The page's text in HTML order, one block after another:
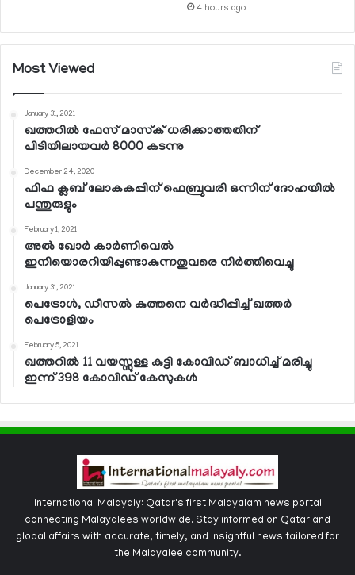
4 hours ago
Most Viewed
January 31, 2021
ഖത്തറില്‍ ഫേസ് മാസ്‌ക് ധരിക്കാത്തതിന്
പിടിയിലായവര്‍ 8000 കടന്നു
December 24, 2020
ഫിഫ ക്ലബ് ലോകകപ്പിന് ഫെബ്രുവരി ഒന്നിന് ദോഹയില്‍
പന്തുരുളും
February 1, 2021
അല്‍ ഖോര്‍ കാര്‍ണിവെല്‍
ഇനിയൊരറിയിപ്പുണ്ടാകുന്നതുവരെ നിര്‍ത്തിവെച്ചു
January 31, 2021
പെട്രോള്‍, ഡീസല്‍ കുത്തനെ വര്‍ദ്ധിപ്പിച്ച് ഖത്തര്‍
പെട്രോളിയം
February 5, 2021
ഖത്തറില്‍ 11 വയസ്സുള്ള കുട്ടി കോവിഡ് ബാധിച്ച് മരിച്ചു
ഇന്ന് 398 കോവിഡ് കേസുകള്‍
International Malayaly: Qatar's first Malayalam news portal
connecting Malayalees worldwide. Stay informed on Qatar and
global affairs with accurate, timely, and insightful news tailored for
the Malayalee community.